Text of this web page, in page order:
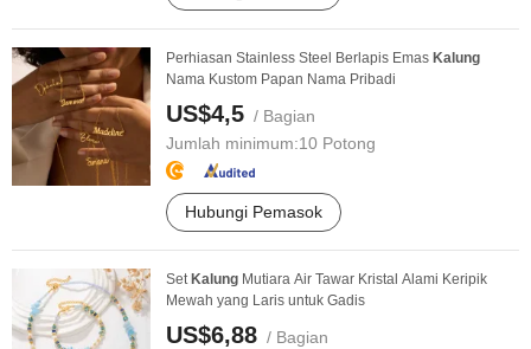
Perhiasan Stainless Steel Berlapis Emas Kalung
Nama Kustom Papan Nama Pribadi
US$4,5 / Bagian
Jumlah minimum:10 Potong
Hubungi Pemasok
Set Kalung Mutiara Air Tawar Kristal Alami Keripik
Mewah yang Laris untuk Gadis
US$6,88 / Bagian